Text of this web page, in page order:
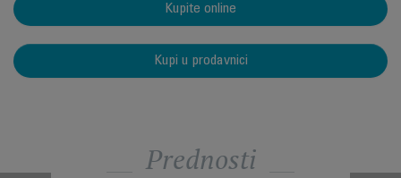
Kupite online
Kupi u prodavnici
Prednosti